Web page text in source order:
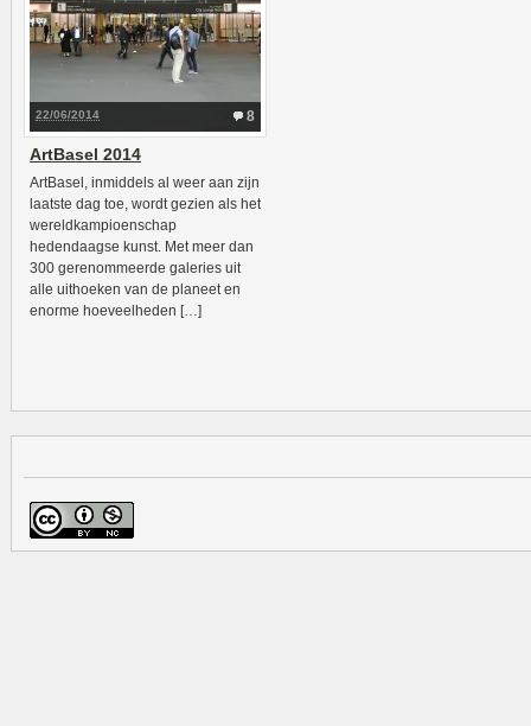
8
22/06/2014
ArtBasel 2014
ArtBasel, inmiddels al weer aan zijn
laatste dag toe, wordt gezien als het
wereldkampioenschap
hedendaagse kunst. Met meer dan
300 gerenommeerde galeries uit
alle uithoeken van de planeet en
enorme hoeveelheden […]